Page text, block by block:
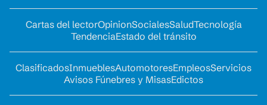
Cartas del lectorOpinionSocialesSaludTecnología
TendenciaEstado del tránsito
ClasificadosInmueblesAutomotoresEmpleosServicios
Avisos Fúnebres y MisasEdictos